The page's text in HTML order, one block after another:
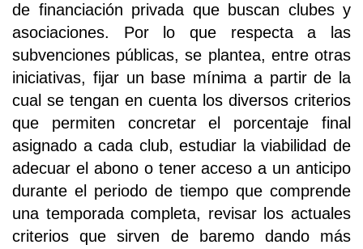
de financiación privada que buscan clubes y
asociaciones. Por lo que respecta a las
subvenciones públicas, se plantea, entre otras
iniciativas, fijar un base mínima a partir de la
cual se tengan en cuenta los diversos criterios
que permiten concretar el porcentaje final
asignado a cada club, estudiar la viabilidad de
adecuar el abono o tener acceso a un anticipo
durante el periodo de tiempo que comprende
una temporada completa, revisar los actuales
criterios que sirven de baremo dando más